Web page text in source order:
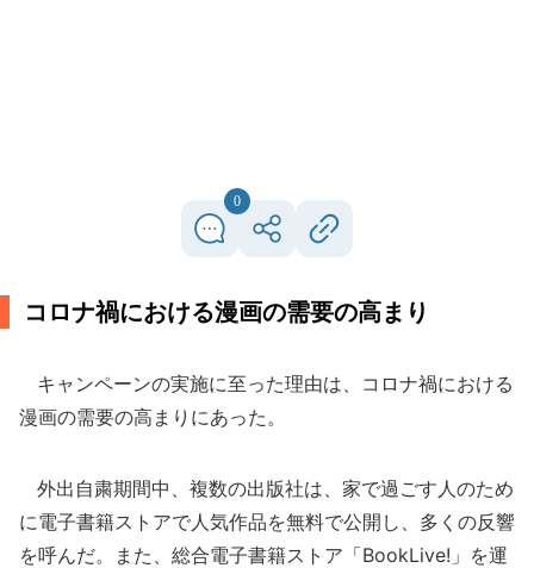
0
コロナ禍における漫画の需要の高まり
キャンペーンの実施に至った理由は、コロナ禍における
漫画の需要の高まりにあった。
外出自粛期間中、複数の出版社は、家で過ごす人のため
に電子書籍ストアで人気作品を無料で公開し、多くの反響
を呼んだ。また、総合電子書籍ストア「BookLive!」を運